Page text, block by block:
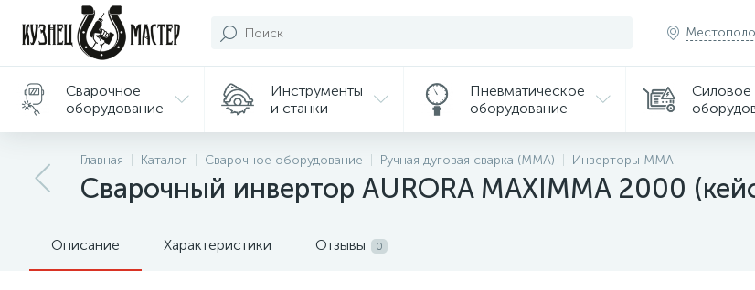
Сварочное
оборудование
Инструменты
и станки
Пневматическое
оборудование
Силовое
Подарки/
Сувениры
Главная Каталог Сварочное оборудование Ручная дуговая сварка (MMA) Инверторы MMA
Сварочный инвертор AURORA MAXIMMA 2000
Описание Характеристики Отзывы 0